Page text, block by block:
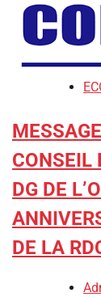
CONSEIL
DG DE
DE LA